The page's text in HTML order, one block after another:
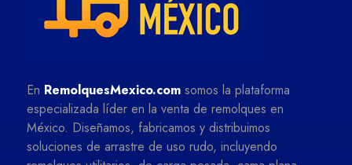
En RemolquesMexico.com somos la plataforma
especializada líder en la venta de remolques en
México. Diseñamos, fabricamos y distribuimos
soluciones de arrastre de uso rudo, incluyendo